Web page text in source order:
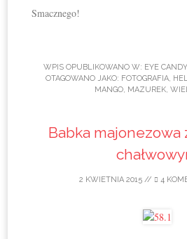
Smacznego!
WPIS OPUBLIKOWANO W: EYE CANDY
OTAGOWANO JAKO: FOTOGRAFIA
MANGO MAZUREK
Babka majonezowa
2 KWIETNIA 2015// 4